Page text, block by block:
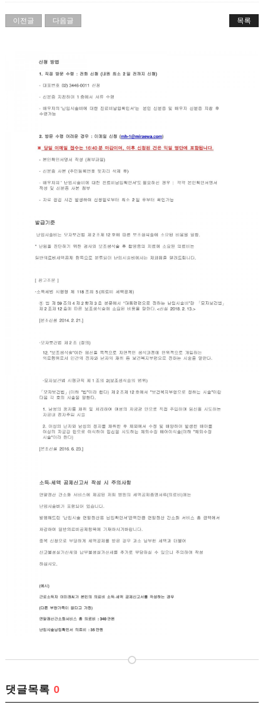
이전글 다음글 목록
댓글목록0